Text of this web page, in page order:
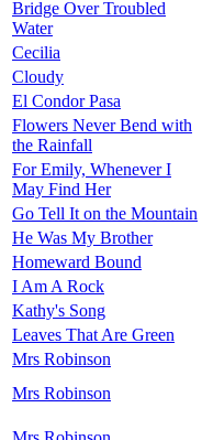
Bridge Over Troubled
Water
Cecilia
Cloudy
El Condor Pasa
Flowers Never Bend with
the Rainfall
For Emily, Whenever I
May Find Her
Go Tell It on the Mountain
He Was My Brother
Homeward Bound
I Am A Rock
Kathy's Song
Leaves That Are Green
Mrs Robinson
Mrs Robinson